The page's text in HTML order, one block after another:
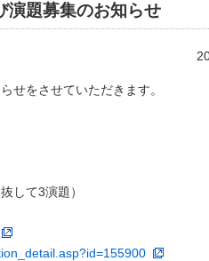
演題募集のお知らせ
せをさせていただきます。
して3演題）